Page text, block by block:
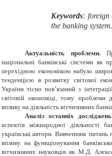
Keywords: foreign
the banking system.
Актуальність проблеми.
національні банківські системи як
перехідною економікою набуло
тенденцією в розвитку світової
України тісно пов’язаний з
світовій економіці, тому проблеми
впливу на діяльність вітчизняних
Аналіз останніх
аспектів міжнародної діяльності
українські автори. Вивчeнням питань
впливу на функцiонування
вітчизняних наукoвців як М.Д.